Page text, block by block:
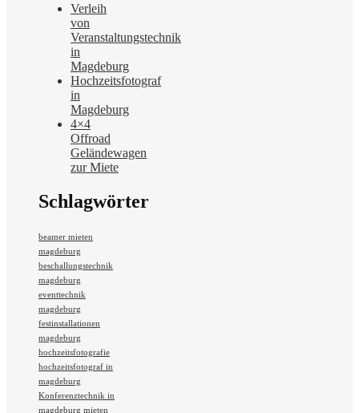
Verleih
von
Veranstaltungstechnik
in
Magdeburg
Hochzeitsfotograf
in
Magdeburg
4×4
Offroad
Geländewagen
zur Miete
Schlagwörter
beamer mieten
magdeburg
beschallungstechnik
magdeburg
eventtechnik
magdeburg
festinstallationen
magdeburg
hochzeitsfotografie
hochzeitsfotograf in
magdeburg
Konferenztechnik in
magdeburg mieten